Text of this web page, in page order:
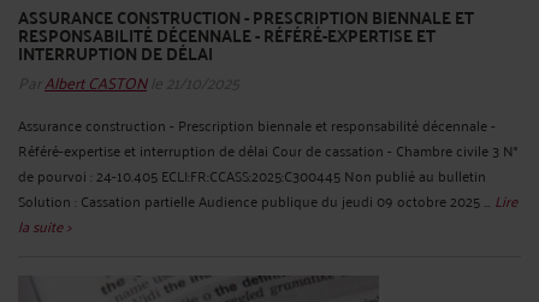
ASSURANCE CONSTRUCTION - PRESCRIPTION BIENNALE ET
RESPONSABILITÉ DÉCENNALE - RÉFÉRÉ-EXPERTISE ET
INTERRUPTION DE DÉLAI
ParAlbert CASTONle 21/10/2025
Assurance construction - Prescription biennale et responsabilité décennale -
Référé-expertise et interruption de délai Cour de cassation - Chambre civile 3 N°
de pourvoi : 24-10.405 ECLI:FR:CCASS:2025:C300445 Non publié au bulletin
Solution : Cassation partielle Audience publique du jeudi 09 octobre 2025 ... Lire
la suite >